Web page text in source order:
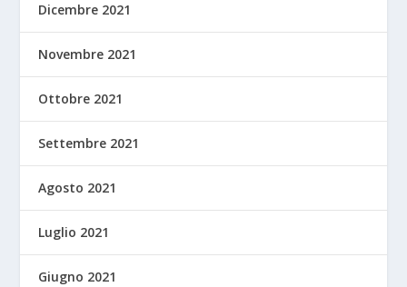
Dicembre 2021
Novembre 2021
Ottobre 2021
Settembre 2021
Agosto 2021
Luglio 2021
Giugno 2021